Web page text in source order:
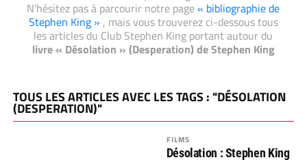
N’hésitez pas à parcourir notre page« bibliographie de
Stephen King » , mais vous trouverez ci-dessous tous
les articles du Club Stephen King portant autour du
livre « Désolation » (Desperation) de Stephen King
TOUS LES ARTICLES AVEC LES TAGS : "DÉSOLATION
(DESPERATION)"
FILMS
Désolation : Stephen King